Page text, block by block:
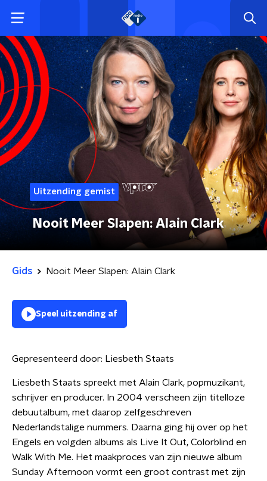
Uitzending gemist
Nooit Meer Slapen: Alain Clark
Gids Nooit Meer Slapen: Alain Clark
Speel uitzending af
Gepresenteerd door: Liesbeth Staats
Liesbeth Staats spreekt met Alain Clark, popmuzikant,
schrijver en producer. In 2004 verscheen zijn titelloze
debuutalbum, met daarop zelfgeschreven
Nederlandstalige nummers. Daarna ging hij over op het
Engels en volgden albums als Live It Out, Colorblind en
Walk With Me. Het maakproces van zijn nieuwe album
Sunday Afternoon vormt een groot contrast met zijn